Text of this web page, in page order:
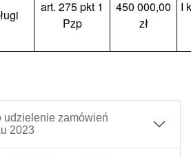
art. 275 pkt 1
Pzp
450 000,00
zł
I
udzielenie zamówień
2023